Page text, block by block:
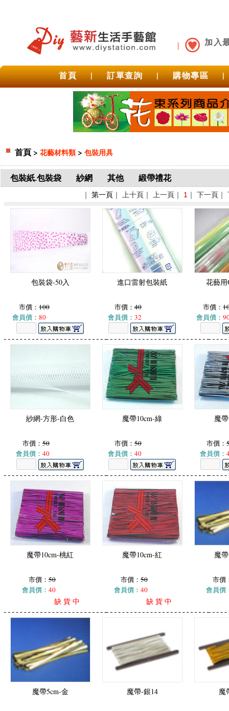
加入
首頁 | 訂單查詢 | 購物專區 |
首頁 > 花藝材料類 > 包裝用具
包裝紙.包裝袋 紗網 其他 緞帶禮花
｜ 第一頁 ｜ 上十頁｜ 上一頁｜ 1 ｜ 下一頁
包裝袋-50入
市價： 100
會員價： 80
進口雷射包裝紙
市價： 40
會員價： 32
花藝用
市價：
會員價：
紗網-方形-白色
市價： 50
會員價： 40
魔帶10cm-綠
市價： 50
會員價： 40
魔
市價：
會員價：
魔帶10cm-桃紅
市價： 50
會員價： 40
缺 貨 中
魔帶10cm-紅
市價： 50
會員價： 40
缺 貨 中
魔
市價
會員價
魔帶5cm-金 魔帶-銀14 魔